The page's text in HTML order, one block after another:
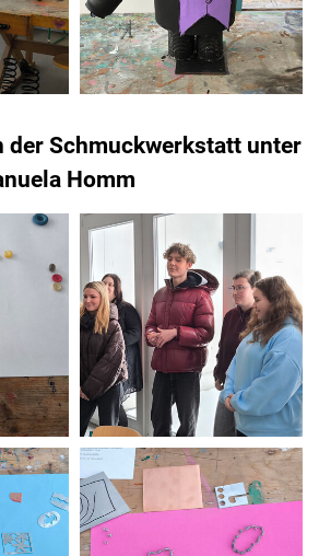
der Schmuckwerkstatt unter
Homm